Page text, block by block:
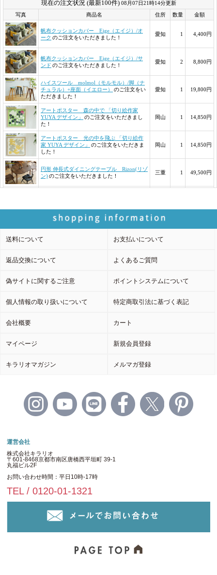
送料について お支払いについて
返品交換について よくあるご質問
偽サイトに関するご注意 ポイントシステムについて
個人情報の取り扱いについて 特定商取引法に基づく表記
会社概要 カート
マイページ 新規会員登録
キラリオマガジン メルマガ登録
運営会社
株式会社キラリオ
〒601-8468京都市南区唐橋西平垣町 39-1
丸福ビル2F
お問い合わせ時間：平日10時-17時
TEL / 0120-01-1321